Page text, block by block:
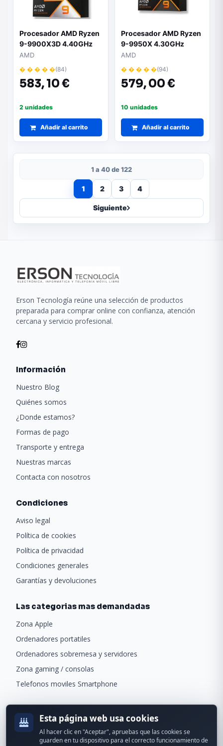
Procesador AMD Ryzen
9-9900X3D 4.40GHz
Socket AM5
AMD
� � � � �(84)
583,10 €
2 unidades
Añadir al carrito
Procesador AMD Ryzen
9-9950X 4.30GHz
Socket AM5
AMD
� � � � �(94)
579,00 €
10 unidades
Añadir al carrito
1 a 40 de 122
1 2 3 4
Siguiente
Erson Tecnología reúne una selección de productos
preparada para comprar online con confianza, atención
cercana y servicio profesional.
Información
Nuestro Blog
Quiénes somos
¿Donde estamos?
Formas de pago
Transporte y entrega
Nuestras marcas
Contacta con nosotros
Condiciones
Aviso legal
Política de cookies
Política de privacidad
Condiciones generales
Garantías y devoluciones
Las categorias mas demandadas
Zona Apple
Ordenadores portatiles
Ordenadores sobremesa y servidores
Zona gaming / consolas
Telefonos moviles Smartphone
Recibe ofertas exclusivas y novedades.
Esta página web usa cookies
Al hacer clic en "Aceptar", apruebas que las cookies se
guarden en tu dispositivo para el correcto funcionamiento de